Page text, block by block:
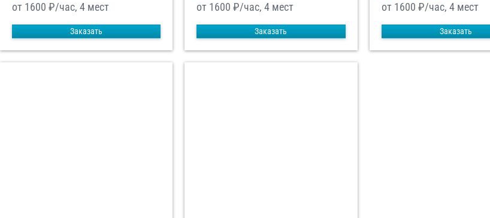
от 1600 ₽/час, 4 мест
Заказать
от 1600 ₽/час, 4 мест
Заказать
от 1600 ₽/час, 4 мест
Заказать